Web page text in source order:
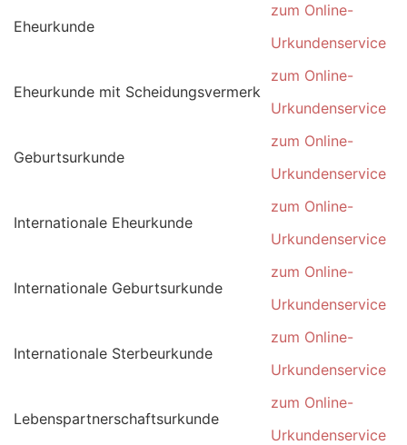
Eheurkunde
zum Online-
Urkundenservice
Eheurkunde mit Scheidungsvermerk
zum Online-
Urkundenservice
Geburtsurkunde
zum Online-
Urkundenservice
Internationale Eheurkunde
zum Online-
Urkundenservice
Internationale Geburtsurkunde
zum Online-
Urkundenservice
Internationale Sterbeurkunde
zum Online-
Urkundenservice
Lebenspartnerschaftsurkunde
zum Online-
Urkundenservice